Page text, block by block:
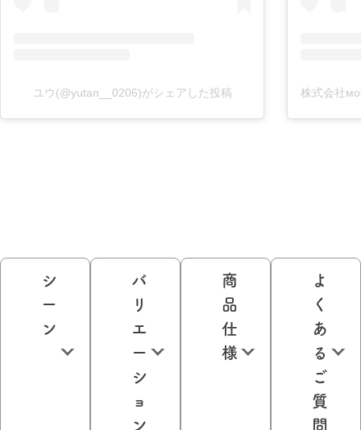
ユウ(@yutan__0206)がシェアした投稿
シ
ー
ン
バ
リ
エ
ー
シ
ョ
ン
商
品
仕
様
よ
く
あ
る
ご
質
問